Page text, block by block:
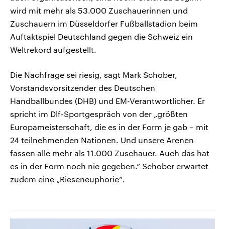
wird mit mehr als 53.000 Zuschauerinnen und
Zuschauern im Düsseldorfer Fußballstadion beim
Auftaktspiel Deutschland gegen die Schweiz ein
Weltrekord aufgestellt.
Die Nachfrage sei riesig, sagt Mark Schober,
Vorstandsvorsitzender des Deutschen
Handballbundes (DHB) und EM-Verantwortlicher. Er
spricht im Dlf-Sportgespräch von der „größten
Europameisterschaft, die es in der Form je gab – mit
24 teilnehmenden Nationen. Und unsere Arenen
fassen alle mehr als 11.000 Zuschauer. Auch das hat
es in der Form noch nie gegeben.“ Schober erwartet
zudem eine „Rieseneuphorie“.